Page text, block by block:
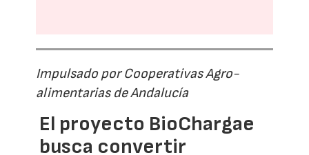
Impulsado por Cooperativas Agro-
alimentarias de Andalucía
El proyecto BioChargae
busca convertir